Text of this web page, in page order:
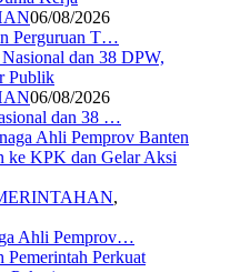
06/08/2026
Perguruan T…
06/08/2026
dan 38 …
,
Ahli Pemprov…